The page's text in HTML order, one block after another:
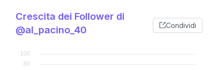
Crescita dei Follower di
@al_pacino_40
Condividi